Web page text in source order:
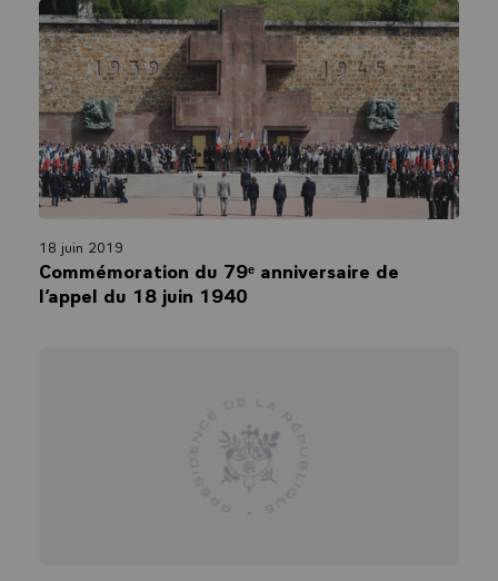
18 juin 2019
Commémoration du 79ᵉ anniversaire de
l’appel du 18 juin 1940